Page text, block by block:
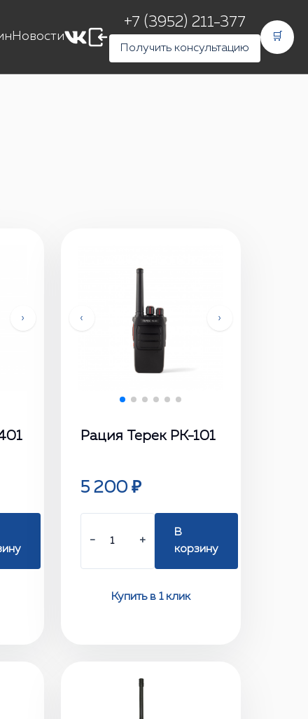
Новости
+7 (3952) 211-377
Получить консультацию
🛒
› ‹ ›
Рация Терек РК-101
5 200 ₽
− +
В
корзину
Купить в 1 клик